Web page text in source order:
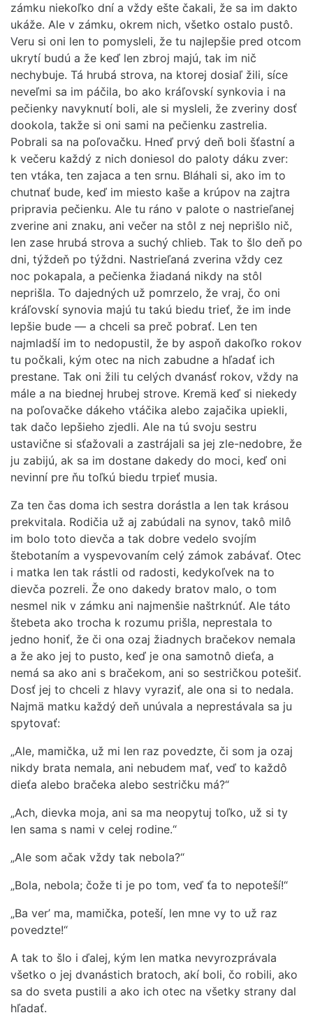
zámku niekoľko dní a vždy ešte čakali, že sa im dakto
ukáže. Ale v zámku, okrem nich, všetko ostalo pustô.
Veru si oni len to pomysleli, že tu najlepšie pred otcom
ukrytí budú a že keď len zbroj majú, tak im nič
nechybuje. Tá hrubá strova, na ktorej dosiaľ žili, síce
neveľmi sa im páčila, bo ako kráľovskí synkovia i na
pečienky navyknutí boli, ale si mysleli, že zveriny dosť
dookola, takže si oni sami na pečienku zastrelia.
Pobrali sa na poľovačku. Hneď prvý deň boli šťastní a
k večeru každý z nich doniesol do paloty dáku zver:
ten vtáka, ten zajaca a ten srnu. Bláhali si, ako im to
chutnať bude, keď im miesto kaše a krúpov na zajtra
pripravia pečienku. Ale tu ráno v palote o nastrieľanej
zverine ani znaku, ani večer na stôl z nej neprišlo nič,
len zase hrubá strova a suchý chlieb. Tak to šlo deň po
dni, týždeň po týždni. Nastrieľaná zverina vždy cez
noc pokapala, a pečienka žiadaná nikdy na stôl
neprišla. To dajedných už pomrzelo, že vraj, čo oni
kráľovskí synovia majú tu takú biedu trieť, že im inde
lepšie bude — a chceli sa preč pobrať. Len ten
najmladší im to nedopustil, že by aspoň dakoľko rokov
tu počkali, kým otec na nich zabudne a hľadať ich
prestane. Tak oni žili tu celých dvanásť rokov, vždy na
mále a na biednej hrubej strove. Kremä keď si niekedy
na poľovačke dákeho vtáčika alebo zajačika upiekli,
tak dačo lepšieho zjedli. Ale na tú svoju sestru
ustavične si sťažovali a zastrájali sa jej zle-nedobre, že
ju zabijú, ak sa im dostane dakedy do moci, keď oni
nevinní pre ňu toľkú biedu trpieť musia.
Za ten čas doma ich sestra dorástla a len tak krásou
prekvitala. Rodičia už aj zabúdali na synov, takô milô
im bolo toto dievča a tak dobre vedelo svojím
štebotaním a vyspevovaním celý zámok zabávať. Otec
i matka len tak rástli od radosti, kedykoľvek na to
dievča pozreli. Že ono dakedy bratov malo, o tom
nesmel nik v zámku ani najmenšie naštrknúť. Ale táto
štebeta ako trocha k rozumu prišla, neprestala to
jedno honiť, že či ona ozaj žiadnych bračekov nemala
a že ako jej to pusto, keď je ona samotnô dieťa, a
nemá sa ako ani s bračekom, ani so sestričkou potešiť.
Dosť jej to chceli z hlavy vyraziť, ale ona si to nedala.
Najmä matku každý deň unúvala a neprestávala sa ju
spytovať:
„Ale, mamička, už mi len raz povedzte, či som ja ozaj
nikdy brata nemala, ani nebudem mať, veď to každô
dieťa alebo bračeka alebo sestričku má?“
„Ach, dievka moja, ani sa ma neopytuj toľko, už si ty
len sama s nami v celej rodine.“
„Ale som ačak vždy tak nebola?“
„Bola, nebola; čože ti je po tom, veď ťa to nepoteší!“
„Ba ver’ ma, mamička, poteší, len mne vy to už raz
povedzte!“
A tak to šlo i ďalej, kým len matka nevyrozprávala
všetko o jej dvanástich bratoch, akí boli, čo robili, ako
sa do sveta pustili a ako ich otec na všetky strany dal
hľadať.